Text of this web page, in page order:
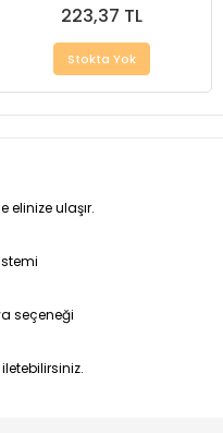
223,37 TL
Stokta Yok
elinize ulaşır.
seçeneği